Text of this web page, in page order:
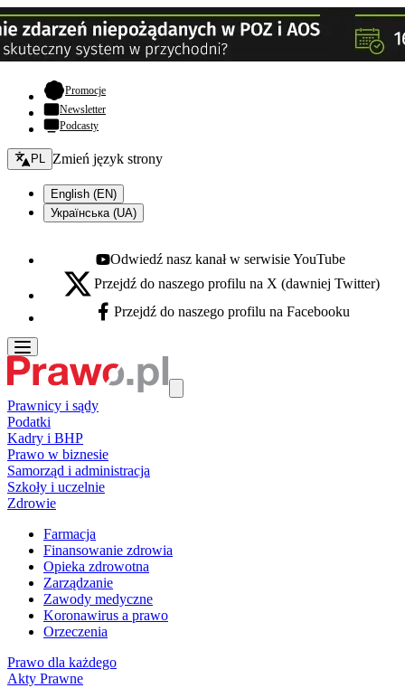
Promocje- otwiera się w nowej karcie
Newsletter
Podcasty
Zmień język - bieżący:
PL Zmień język strony
English (EN)
Українська (UA)
Youtube - otwiera się w nowej karcie
Odwiedź nasz kanał w serwisie YouTube
X - otwiera się w nowej karcie
Przejdź do naszego profilu na X (dawniej Twitter)
Facebook - otwiera się w nowej karcie
Przejdź do naszego profilu na Facebooku
Prawnicy i sądy
Podatki
Kadry i BHP
Prawo w biznesie
Samorząd i administracja
Szkoły i uczelnie
Zdrowie
Farmacja
Finansowanie zdrowia
Opieka zdrowotna
Zarządzanie
Zawody medyczne
Koronawirus a prawo
Orzeczenia
Prawo dla każdego
Akty Prawne